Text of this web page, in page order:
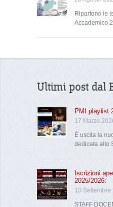
Ripartono le
Accademico
Ultimi post dal
PMI playlist
17 Marzo
È uscita la
dedicata allo
Iscrizioni
2025/2026:
10 Settembre
STAFF